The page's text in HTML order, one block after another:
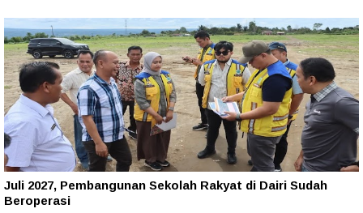
Juli 2027, Pembangunan Sekolah Rakyat di Dairi Sudah
Beroperasi